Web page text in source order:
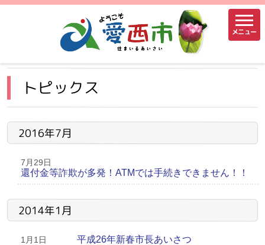
メニュー
トピックス
2016年7月
7月29日
還付金等詐欺が多発！ATMでは手続きできません！！
2014年1月
1月1日 平成26年新春市長あいさつ